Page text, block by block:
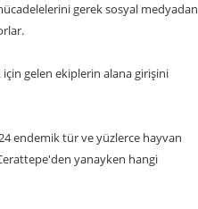
gerek sosyal medyadan
gelen ekiplerin alana girişini
endemik tür ve yüzlerce hayvan
yanayken hangi